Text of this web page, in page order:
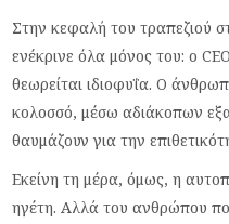
Στην κεφαλή του τραπεζιού
ενέκρινε όλα μόνος του: ο
θεωρείται ιδιοφυΐα. Ο
κολοσσό, μέσω αδιάκοπων
θαυμάζουν για την
Εκείνη τη μέρα, όμως, η
ηγέτη. Αλλά του ανθρώπου